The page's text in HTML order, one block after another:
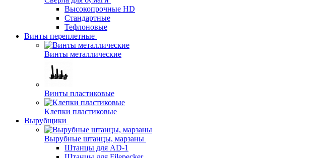
Высокопрочные HD
Стандартные
Тефлоновые
Винты переплетные
Винты металлические
Винты пластиковые
Клепки пластиковые
Вырубщики
Вырубные штанцы, марзаны
Штанцы для AD-1